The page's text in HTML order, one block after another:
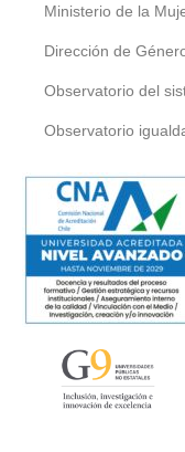
Ministerio de la
Dirección de
Observatorio del
Observatorio